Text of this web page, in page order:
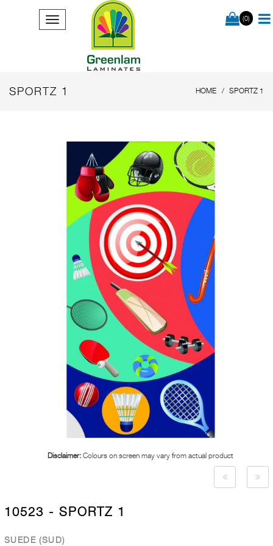
(0)
SPORTZ 1 HOME SPORTZ 1
Disclaimer: Colours on screen may vary from actual product
10523 - SPORTZ 1
SUEDE (SUD)